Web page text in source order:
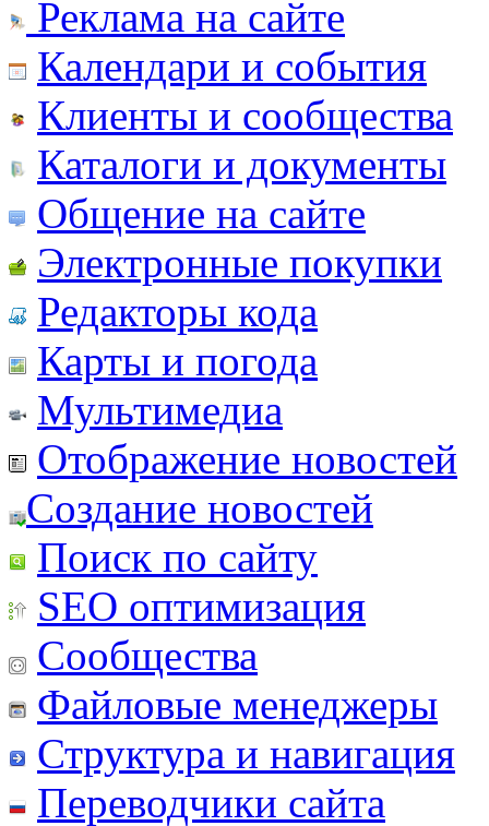
Реклама на сайте
Календари и события
Клиенты и сообщества
Каталоги и документы
Общение на сайте
Электронные покупки
Редакторы кода
Карты и погода
Мультимедиа
Отображение новостей
Создание новостей
Поиск по сайту
SEO оптимизация
Сообщества
Файловые менеджеры
Структура и навигация
Переводчики сайта